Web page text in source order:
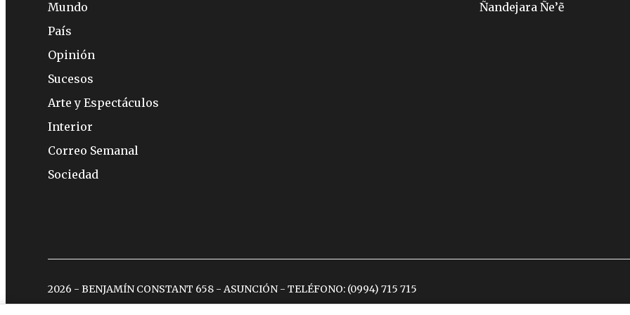
Mundo
País
Opinión
Sucesos
Arte y Espectáculos
Interior
Correo Semanal
Sociedad
Ñandejara Ñe’ẽ
2026 - BENJAMÍN CONSTANT 658 - ASUNCIÓN - TELÉFONO: (0994) 715 715